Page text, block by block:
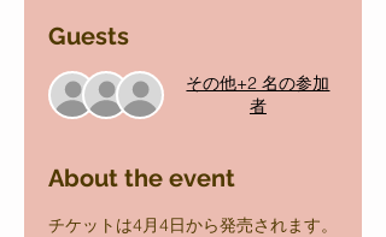
Guests
その他+2 名の参加
者
About the event
チケットは4月4日から発売されます。